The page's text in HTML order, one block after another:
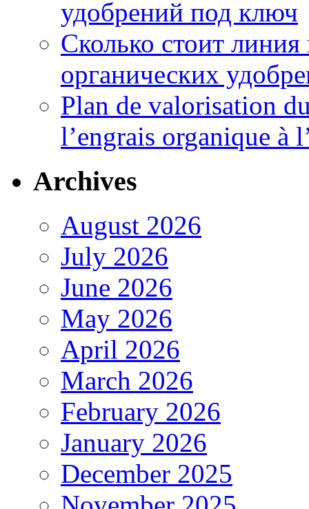
удобрений под ключ
Сколько стоит
органических
Plan de valorisation
l’engrais organique à
Archives
August 2026
July 2026
June 2026
May 2026
April 2026
March 2026
February 2026
January 2026
December 2025